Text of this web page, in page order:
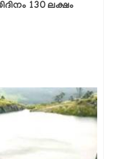
130 ലക്ഷം